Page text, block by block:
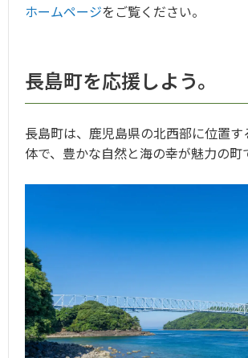
ホームページをご覧ください。
長島町を応援しよう。
長島町は、鹿児島県の北西部に位置
体で、豊かな自然と海の幸が魅力の町